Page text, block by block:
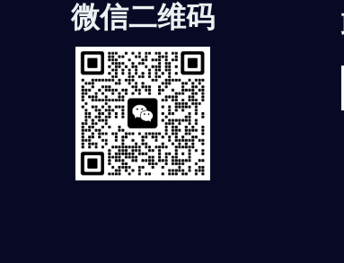
微信二维码